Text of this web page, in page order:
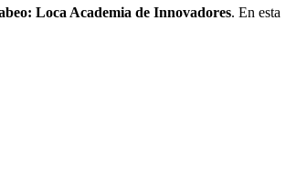
Loca Academia de Innovadores. En esta